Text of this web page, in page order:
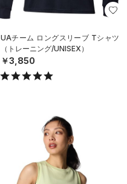
UAチーム ロングスリーブ Tシャツ
（トレーニング/UNISEX）
￥3,850